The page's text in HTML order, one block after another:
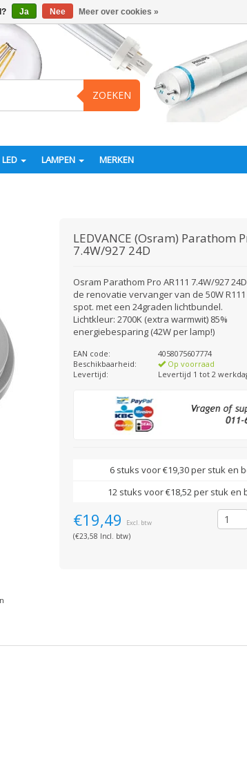
ZOEKEN
LAMPEN MERKEN
LEDVANCE (Osram) Parathom
7.4W/927 24D
Osram Parathom Pro AR111 7.4W/927
de renovatie vervanger van de 50W R111
spot. met een 24graden lichtbundel.
Lichtkleur: 2700K (extra warmwit) 85%
energiebesparing (42W per lamp!)
EAN code:
4058075607774
Beschikbaarheid:
Op voorraad
Levertijd:
Levertijd 1 tot 2
6 stuks voor €19,30 per stuk en
12 stuks voor €18,52 per stuk en
€19,49 Excl. btw
(€23,58 Incl. btw)
Ja Nee Meer over cookies »